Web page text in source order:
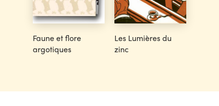
Faune et flore
argotiques
Les Lumières du
zinc